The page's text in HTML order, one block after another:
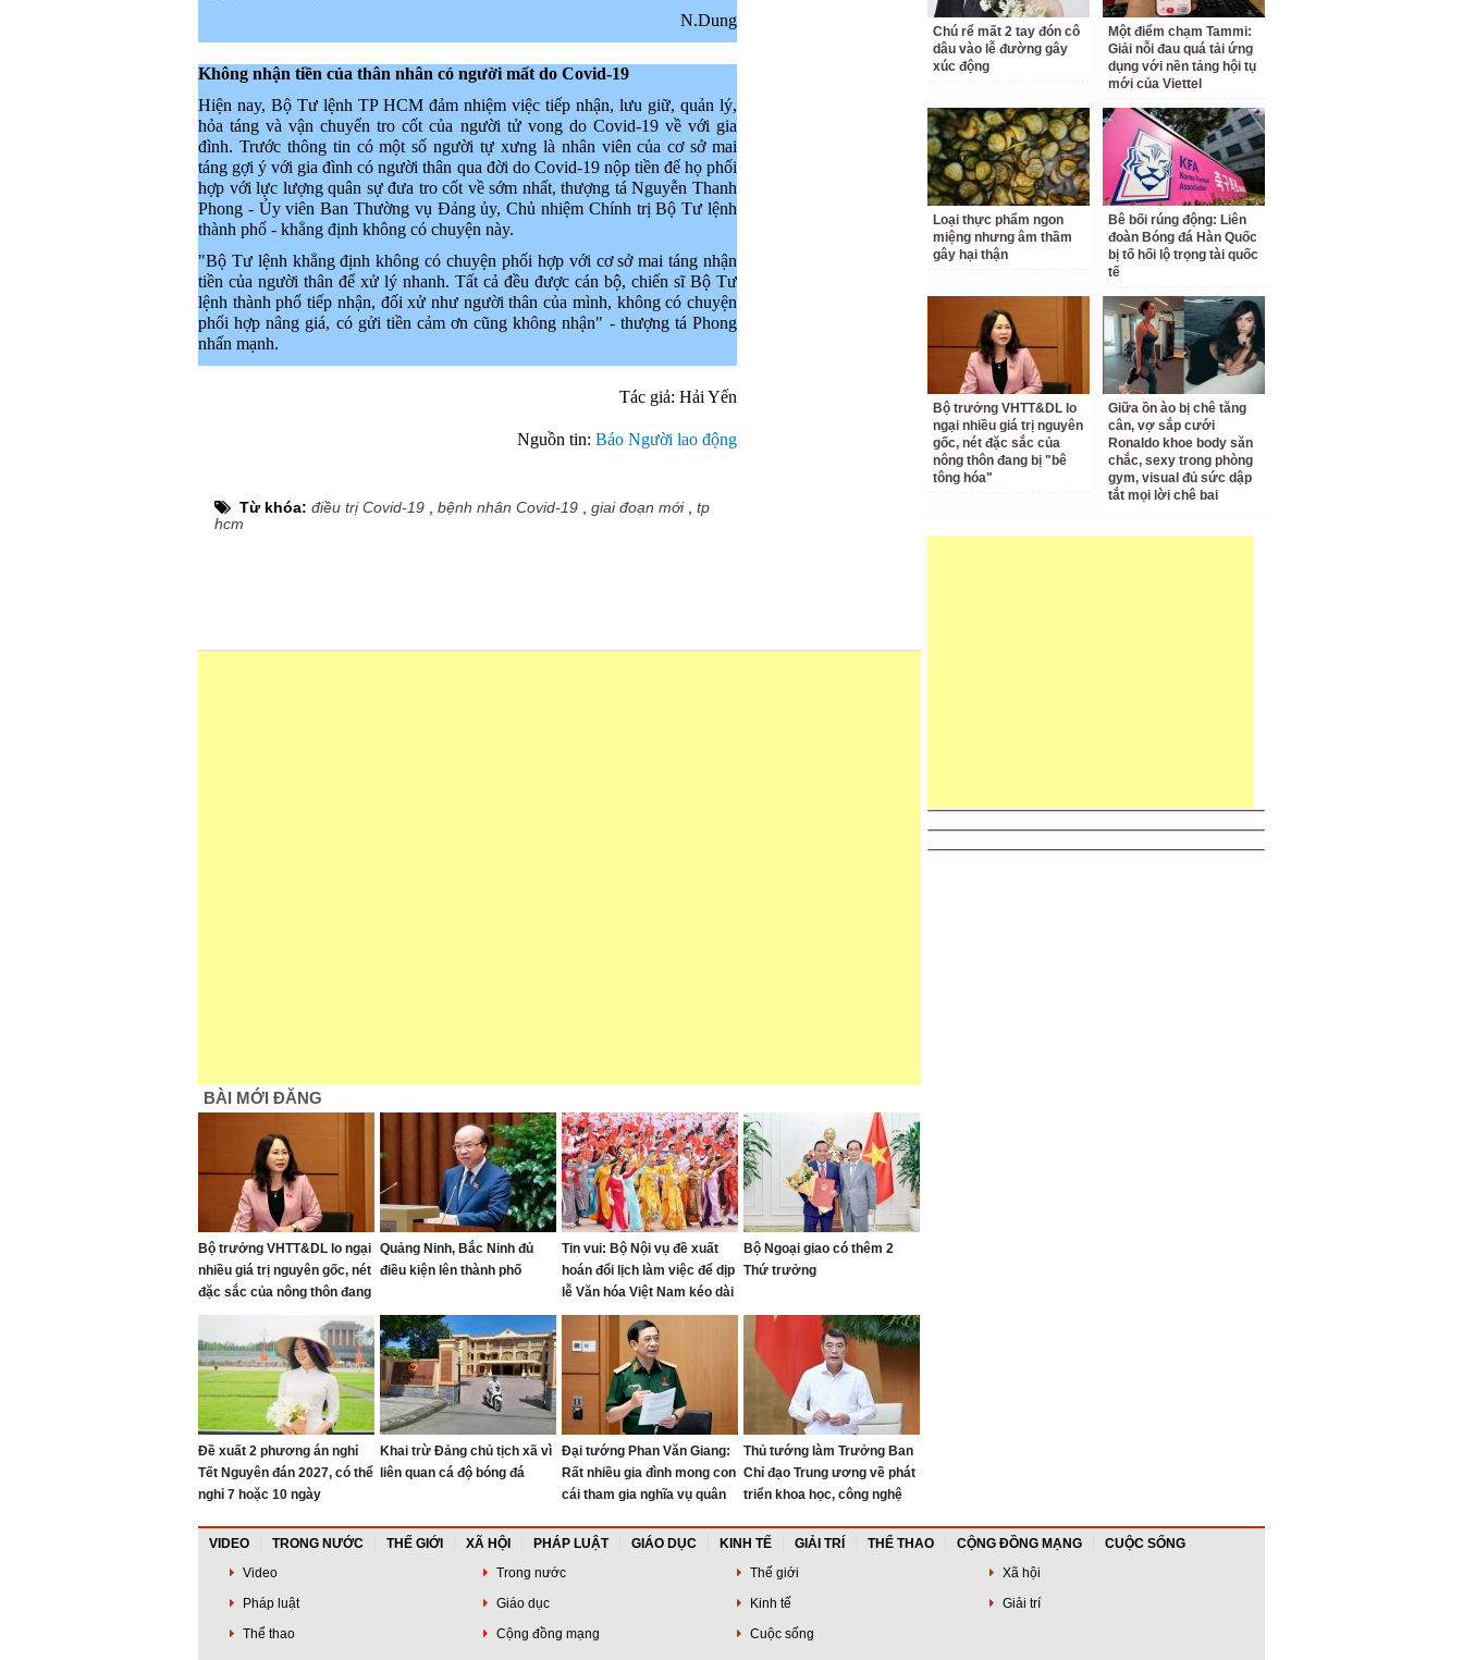
N.Dung
Không nhận tiền của thân nhân có người mất do Covid-19
Hiện nay, Bộ Tư lệnh TP HCM đảm nhiệm việc tiếp nhận, lưu giữ, quản lý,
hỏa táng và vận chuyển tro cốt của người tử vong do Covid-19 về với gia
đình. Trước thông tin có một số người tự xưng là nhân viên của cơ sở mai
táng gợi ý với gia đình có người thân qua đời do Covid-19 nộp tiền để họ phối
hợp với lực lượng quân sự đưa tro cốt về sớm nhất, thượng tá Nguyễn Thanh
Phong - Ủy viên Ban Thường vụ Đảng ủy, Chủ nhiệm Chính trị Bộ Tư lệnh
thành phố - khẳng định không có chuyện này.
"Bộ Tư lệnh khẳng định không có chuyện phối hợp với cơ sở mai táng nhận
tiền của người thân để xử lý nhanh. Tất cả đều được cán bộ, chiến sĩ Bộ Tư
lệnh thành phố tiếp nhận, đối xử như người thân của mình, không có chuyện
phối hợp nâng giá, có gửi tiền cảm ơn cũng không nhận" - thượng tá Phong
nhấn mạnh.
Tác giả: Hải Yến
Nguồn tin: Báo Người lao động
Từ khóa: điều trị Covid-19 bệnh nhân Covid-19 giai đoạn mới, tp
hcm
BÀI MỚI ĐĂNG
Bộ trưởng VHTT&DL lo ngại
nhiều giá trị nguyên gốc, nét
đặc sắc của nông thôn đang
bị "bê tông hóa"
Quảng Ninh, Bắc Ninh đủ
điều kiện lên thành phố
Tin vui: Bộ Nội vụ đề xuất
hoán đổi lịch làm việc để dịp
lễ Văn hóa Việt Nam kéo dài
4 ngày
Bộ Ngoại giao có thêm 2
Thứ trưởng
Đề xuất 2 phương án nghỉ
Tết Nguyên đán 2027, có thể
nghỉ 7 hoặc 10 ngày
Khai trừ Đảng chủ tịch xã vì
liên quan cá độ bóng đá
Đại tướng Phan Văn Giang:
Rất nhiều gia đình mong con
cái tham gia nghĩa vụ quân
Thủ tướng làm Trưởng Ban
Chỉ đạo Trung ương về phát
triển khoa học, công nghệ
Chú rể mất 2 tay đón cô
dâu vào lễ đường gây
xúc động
Một điểm chạm Tammi:
Giải nỗi đau quá tải ứng
dụng với nền tảng hội tụ
mới của Viettel
Loại thực phẩm ngon
miệng nhưng âm thầm
gây hại thận
Bê bối rúng động: Liên
đoàn Bóng đá Hàn Quốc
bị tố hối lộ trọng tài quốc
tế
Bộ trưởng VHTT&DL lo
ngại nhiều giá trị nguyên
gốc, nét đặc sắc của
nông thôn đang bị "bê
tông hóa"
Giữa ồn ào bị chê tăng
cân, vợ sắp cưới
Ronaldo khoe body săn
chắc, sexy trong phòng
gym, visual đủ sức dập
tắt mọi lời chê bai
VIDEO TRONG NƯỚC THẾ GIỚI XÃ HỘI PHÁP LUẬT GIÁO DỤC KINH TẾ GIẢI TRÍ THỂ THAO CỘNG ĐỒNG MẠNG
CUỘC SỐNG
Video
Trong nước Thế giới
Xã hội
Pháp luật
Giáo dục Kinh tế
Giải trí
Thể thao
Cộng đồng mạng Cuộc sống